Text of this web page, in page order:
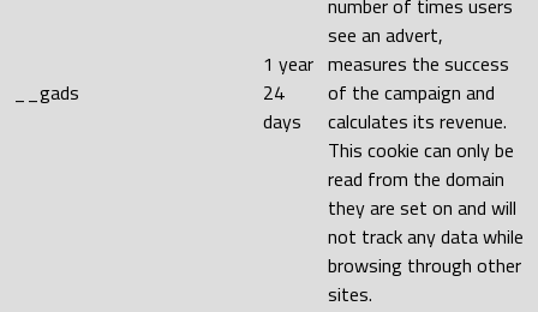
__gads
1 year
24
days
number of times users
see an advert,
measures the success
of the campaign and
calculates its revenue.
This cookie can only be
read from the domain
they are set on and will
not track any data while
browsing through other
sites.